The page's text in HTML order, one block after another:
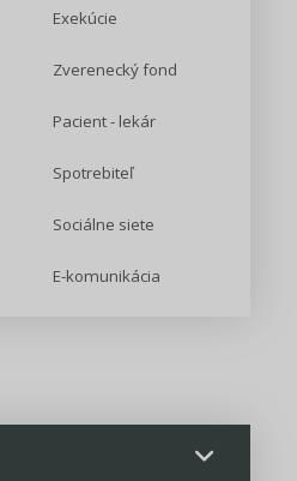
Exekúcie
Zverenecký fond
Pacient - lekár
Spotrebiteľ
Sociálne siete
E-komunikácia